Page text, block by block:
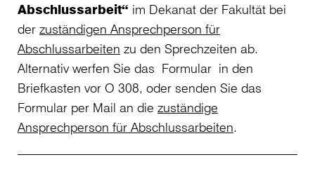
Abschlussarbeit“ im Dekanat der Fakultät bei
der zuständigen Ansprechperson für
Abschlussarbeiten zu den Sprechzeiten ab.
Alternativ werfen Sie das Formular in den
Briefkasten vor O 308, oder senden Sie das
Formular per Mail an die zuständige
Ansprechperson für Abschlussarbeiten.